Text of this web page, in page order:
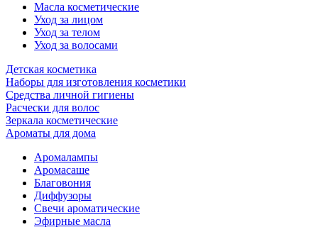
Масла косметические
Уход за лицом
Уход за телом
Уход за волосами
Детская косметика
Наборы для изготовления косметики
Средства личной гигиены
Расчески для волос
Зеркала косметические
Ароматы для дома
Аромалампы
Аромасаше
Благовония
Диффузоры
Свечи ароматические
Эфирные масла